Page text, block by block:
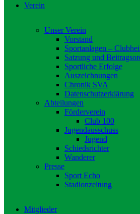
Verein
Unser Verein
Vorstand
Sportanlagen –
Satzung und
Sportliche Erfolge
Auszeichnungen
Chronik SVA
Datenschutzerklärung
Abteilungen
Förderverein
Club 100
Jugendausschuss
Jugend
Schiedsrichter
Wanderer
Presse
Sport Echo
Stadionzeitung
Mitglieder